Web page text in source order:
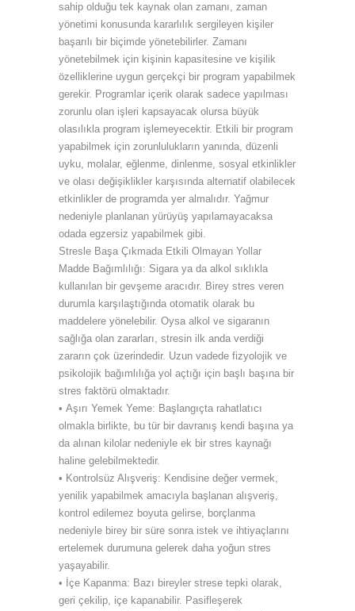
sahip olduğu tek kaynak olan zamanı, zaman
yönetimi konusunda kararlılık sergileyen kişiler
başarılı bir biçimde yönetebilirler. Zamanı
yönetebilmek için kişinin kapasitesine ve kişilik
özelliklerine uygun gerçekçi bir program yapabilmek
gerekir. Programlar içerik olarak sadece yapılması
zorunlu olan işleri kapsayacak olursa büyük
olasılıkla program işlemeyecektir. Etkili bir program
yapabilmek için zorunlulukların yanında, düzenli
uyku, molalar, eğlenme, dinlenme, sosyal etkinlikler
ve olası değişiklikler karşısında alternatif olabilecek
etkinlikler de programda yer almalıdır. Yağmur
nedeniyle planlanan yürüyüş yapılamayacaksa
odada egzersiz yapabilmek gibi.
Stresle Başa Çıkmada Etkili Olmayan Yollar
Madde Bağımlılığı: Sigara ya da alkol sıklıkla
kullanılan bir gevşeme aracıdır. Birey stres veren
durumla karşılaştığında otomatik olarak bu
maddelere yönelebilir. Oysa alkol ve sigaranın
sağlığa olan zararları, stresin ilk anda verdiği
zararın çok üzerindedir. Uzun vadede fizyolojik ve
psikolojik bağımlılığa yol açtığı için başlı başına bir
stres faktörü olmaktadır.
• Aşırı Yemek Yeme: Başlangıçta rahatlatıcı
olmakla birlikte, bu tür bir davranış kendi başına ya
da alınan kilolar nedeniyle ek bir stres kaynağı
haline gelebilmektedir.
• Kontrolsüz Alışveriş: Kendisine değer vermek,
yenilik yapabilmek amacıyla başlanan alışveriş,
kontrol edilemez boyuta gelirse, borçlanma
nedeniyle birey bir süre sonra istek ve ihtiyaçlarını
ertelemek durumuna gelerek daha yoğun stres
yaşayabilir.
• İçe Kapanma: Bazı bireyler strese tepki olarak,
geri çekilip, içe kapanabilir. Pasifleşerek